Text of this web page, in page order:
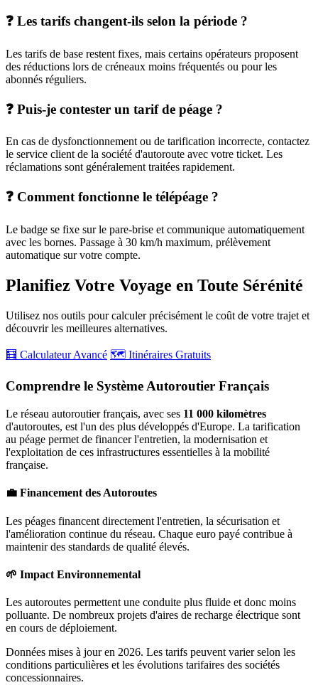
❓ Les tarifs changent-ils selon la période ?
Les tarifs de base restent fixes, mais certains opérateurs proposent
des réductions lors de créneaux moins fréquentés ou pour les
abonnés réguliers.
❓ Puis-je contester un tarif de péage ?
En cas de dysfonctionnement ou de tarification incorrecte, contactez
le service client de la société d'autoroute avec votre ticket. Les
réclamations sont généralement traitées rapidement.
❓ Comment fonctionne le télépéage ?
Le badge se fixe sur le pare-brise et communique automatiquement
avec les bornes. Passage à 30 km/h maximum, prélèvement
automatique sur votre compte.
Planifiez Votre Voyage en Toute Sérénité
Utilisez nos outils pour calculer précisément le coût de votre trajet et
découvrir les meilleures alternatives.
🧮 Calculateur Avancé 🗺️ Itinéraires Gratuits
Comprendre le Système Autoroutier Français
Le réseau autoroutier français, avec ses 11 000 kilomètres
d'autoroutes, est l'un des plus développés d'Europe. La tarification
au péage permet de financer l'entretien, la modernisation et
l'exploitation de ces infrastructures essentielles à la mobilité
française.
💼 Financement des Autoroutes
Les péages financent directement l'entretien, la sécurisation et
l'amélioration continue du réseau. Chaque euro payé contribue à
maintenir des standards de qualité élevés.
🌱 Impact Environnemental
Les autoroutes permettent une conduite plus fluide et donc moins
polluante. De nombreux projets d'aires de recharge électrique sont
en cours de déploiement.
Données mises à jour en 2026. Les tarifs peuvent varier selon les
conditions particulières et les évolutions tarifaires des sociétés
concessionnaires.